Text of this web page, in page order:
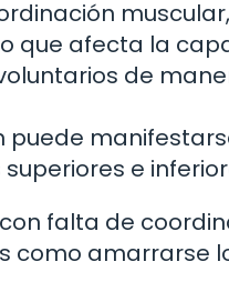
que afecta la
de
puede
e
falta de
como amarrarse